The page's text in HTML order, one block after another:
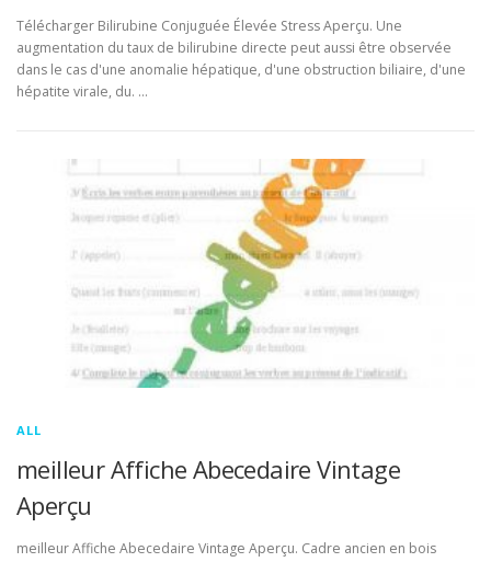
Télécharger Bilirubine Conjuguée Élevée Stress Aperçu. Une
augmentation du taux de bilirubine directe peut aussi être observée
dans le cas d'une anomalie hépatique, d'une obstruction biliaire, d'une
hépatite virale, du. …
ALL
meilleur Affiche Abecedaire Vintage
Aperçu
meilleur Affiche Abecedaire Vintage Aperçu. Cadre ancien en bois